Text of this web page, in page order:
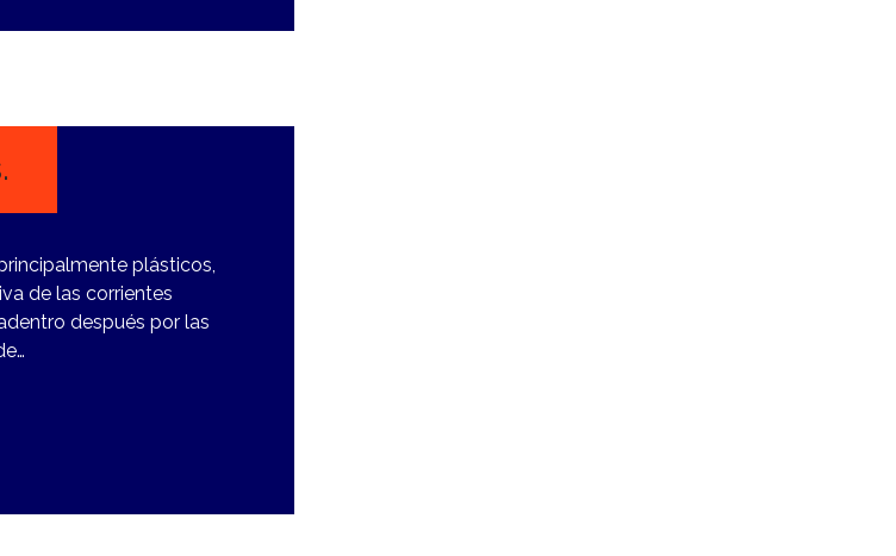
plásticos,
de las corrientes
después por las